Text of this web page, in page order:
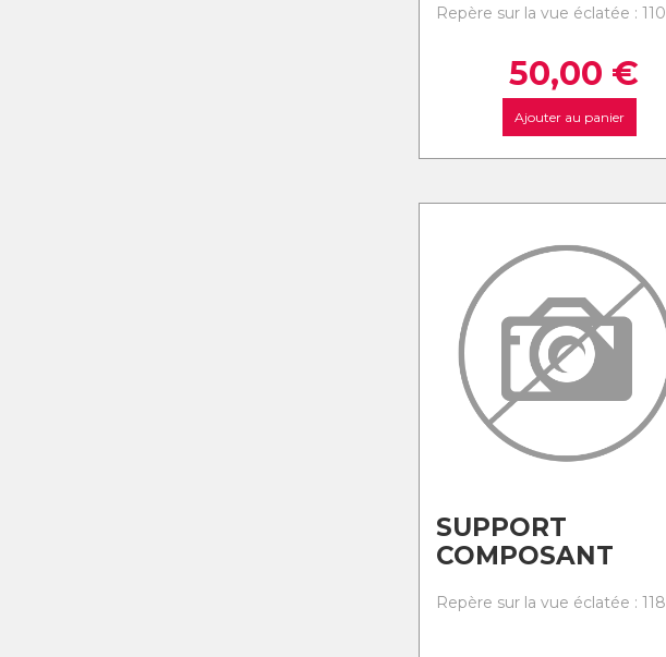
Repère sur la vue éclatée : 110
50,00 €
Ajouter au panier
SUPPORT
COMPOSANT
Repère sur la vue éclatée : 118